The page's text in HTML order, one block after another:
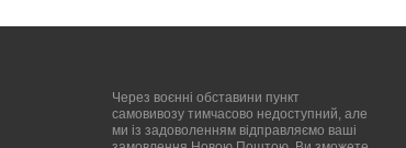
Через воєнні обставини пункт
самовивозу тимчасово недоступний, але
ми із задоволенням відправляємо ваші